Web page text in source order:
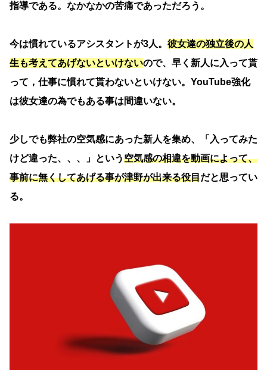
指導である。なかなかの苦痛であっただろう。
今は慣れているアシスタントが3人。 彼女達の独立後の人
生も考えてあげないといけないので、早く新人に入って貰
って，仕事に慣れて貰わないといけない。YouTube強化
は彼女達の為でもある事は間違いない。
少しでも弊社の空気感にあった新人を集め、「入ってみた
けど違った、、、」という空気感の相違を動画によって、
事前に無くしてあげる事が津野が出来る役目だと思ってい
る。